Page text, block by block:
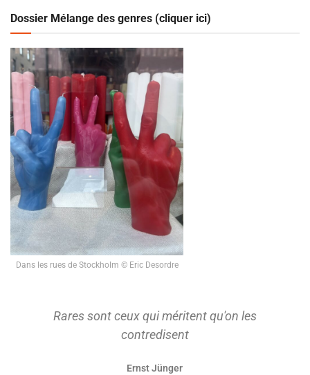
Dossier Mélange des genres (cliquer ici)
Dans les rues de Stockholm © Eric Desordre
Rares sont ceux qui méritent qu'on les
contredisent
Ernst Jünger